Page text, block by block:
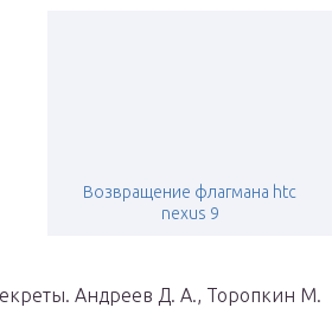
Возвращение флагмана htc
nexus 9
Андреев Д. А., Торопкин М.